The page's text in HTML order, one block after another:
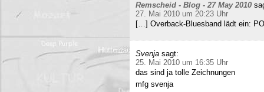
Remscheid - Blog - 27 May 2010
27. Mai 2010 um 20:23 Uhr
[…] Overback-Bluesband lädt ein:
Svenja sagt:
25. Mai 2010 um 16:35 Uhr
das sind ja tolle Zeichnungen
mfg svenja